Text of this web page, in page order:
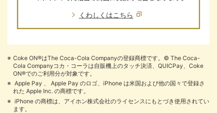
くわしくはこちら
Coke ON®はThe Coca-Cola Companyの登録商標です。© The Coca-
Cola Companyコカ・コーラは自販機上のタッチ決済、QUICPay、Coke
ON®でのご利用分が対象です。
Apple Pay 、 Apple Pay のロゴ、iPhone は米国および他の国々で登録さ
れた Apple Inc. の商標です。
iPhone の商標は、アイホン株式会社のライセンスにもとづき使用されてい
ます。